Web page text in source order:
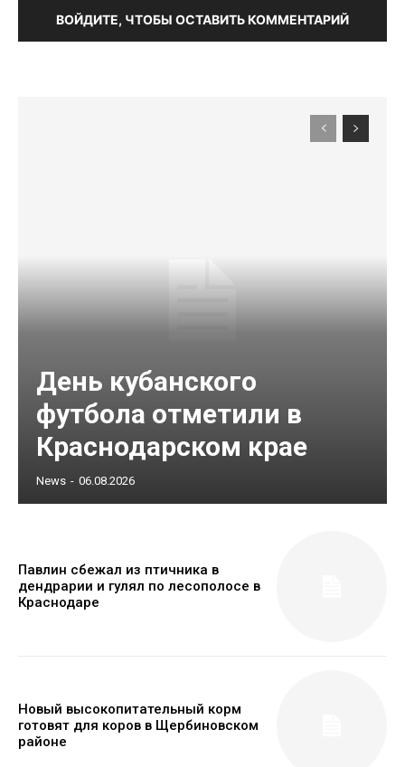
ВОЙДИТЕ, ЧТОБЫ ОСТАВИТЬ КОММЕНТАРИЙ
День кубанского
футбола отметили в
Краснодарском крае
News - 06.08.2026
Павлин сбежал из птичника в
дендрарии и гулял по лесополосе в
Краснодаре
Новый высокопитательный корм
готовят для коров в Щербиновском
районе